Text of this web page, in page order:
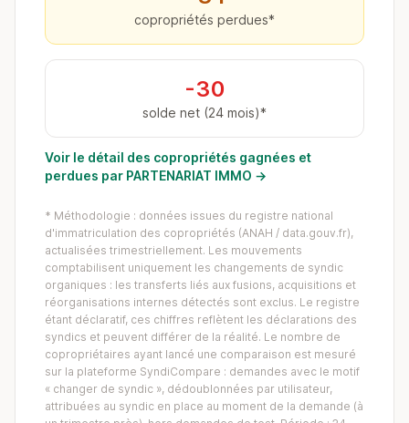
copropriétés perdues*
-30
solde net (24 mois)*
Voir le détail des copropriétés gagnées et
perdues par PARTENARIAT IMMO →
* Méthodologie : données issues du registre national
d'immatriculation des copropriétés (ANAH / data.gouv.fr),
actualisées trimestriellement. Les mouvements
comptabilisent uniquement les changements de syndic
organiques : les transferts liés aux fusions, acquisitions et
réorganisations internes détectés sont exclus. Le registre
étant déclaratif, ces chiffres reflètent les déclarations des
syndics et peuvent différer de la réalité. Le nombre de
copropriétaires ayant lancé une comparaison est mesuré
sur la plateforme SyndiCompare : demandes avec le motif
« changer de syndic », dédoublonnées par utilisateur,
attribuées au syndic en place au moment de la demande (à